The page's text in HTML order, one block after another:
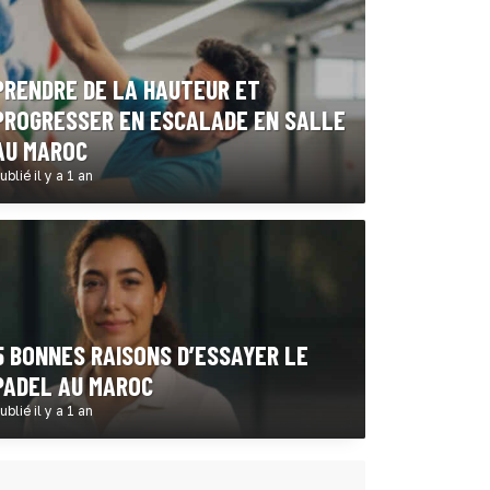
DE LA HAUTEUR ET
EN ESCALADE EN SALLE
MAROC
il y a 1 an
BONNES RAISONS D’ESSAYER LE
AU MAROC
il y a 1 an